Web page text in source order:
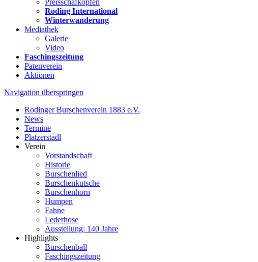
Roding International
Winterwanderung
Mediathek
Galerie
Video
Faschingszeitung
Patenverein
Aktionen
Navigation überspringen
Rodinger Burschenverein 1883 e.V.
News
Termine
Platzerstadl
Verein
Vorstandschaft
Historie
Burschenlied
Burschenkutsche
Burschenhorn
Humpen
Fahne
Lederhose
Ausstellung: 140 Jahre
Highlights
Burschenball
Faschingszeitung